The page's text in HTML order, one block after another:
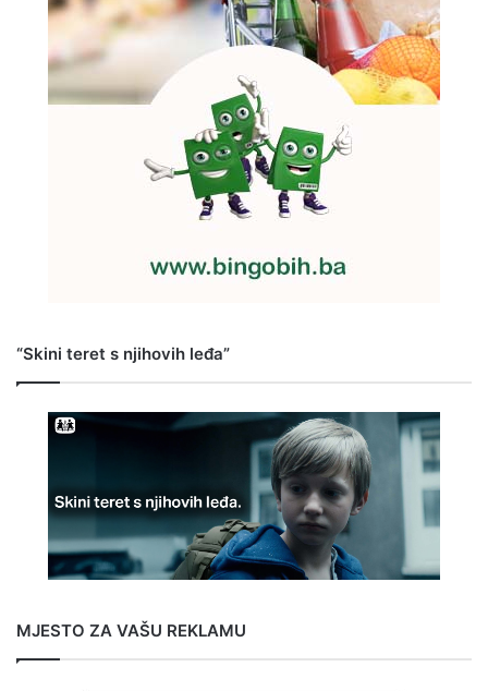
“Skini teret s njihovih leđa”
MJESTO ZA VAŠU REKLAMU